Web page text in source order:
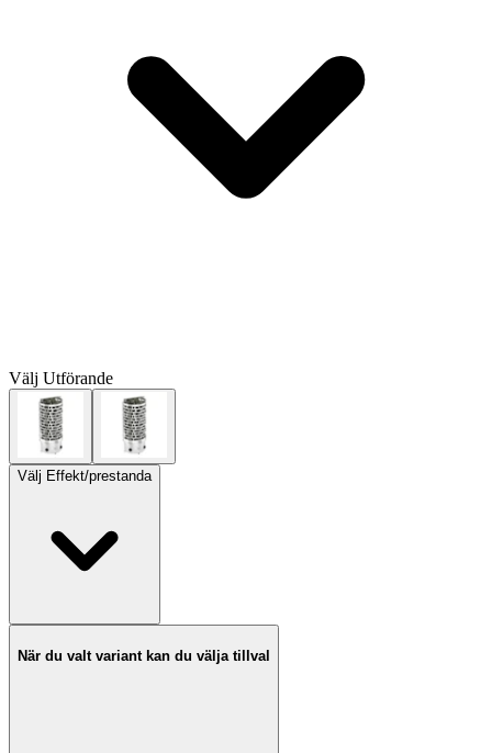
Välj Utförande
Välj Effekt/prestanda
När du valt variant kan du välja tillval